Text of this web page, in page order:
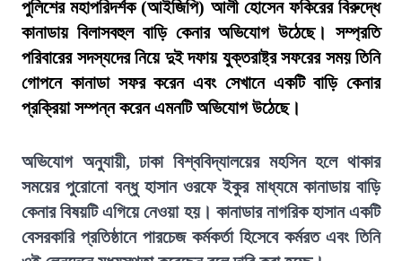
পুলিশের মহাপরিদর্শক (আইজিপি) আলী হোসেন ফকিরের বিরুদ্ধে
কানাডায় বিলাসবহুল বাড়ি কেনার অভিযোগ উঠেছে। সম্প্রতি
পরিবারের সদস্যদের নিয়ে দুই দফায় যুক্তরাষ্ট্র সফরের সময় তিনি
গোপনে কানাডা সফর করেন এবং সেখানে একটি বাড়ি কেনার
প্রক্রিয়া সম্পন্ন করেন এমনটি অভিযোগ উঠেছে।
অভিযোগ অনুযায়ী, ঢাকা বিশ্ববিদ্যালয়ের মহসিন হলে থাকার
সময়ের পুরোনো বন্ধু হাসান ওরফে ইকুর মাধ্যমে কানাডায় বাড়ি
কেনার বিষয়টি এগিয়ে নেওয়া হয়। কানাডার নাগরিক হাসান একটি
বেসরকারি প্রতিষ্ঠানে পারচেজ কর্মকর্তা হিসেবে কর্মরত এবং তিনি